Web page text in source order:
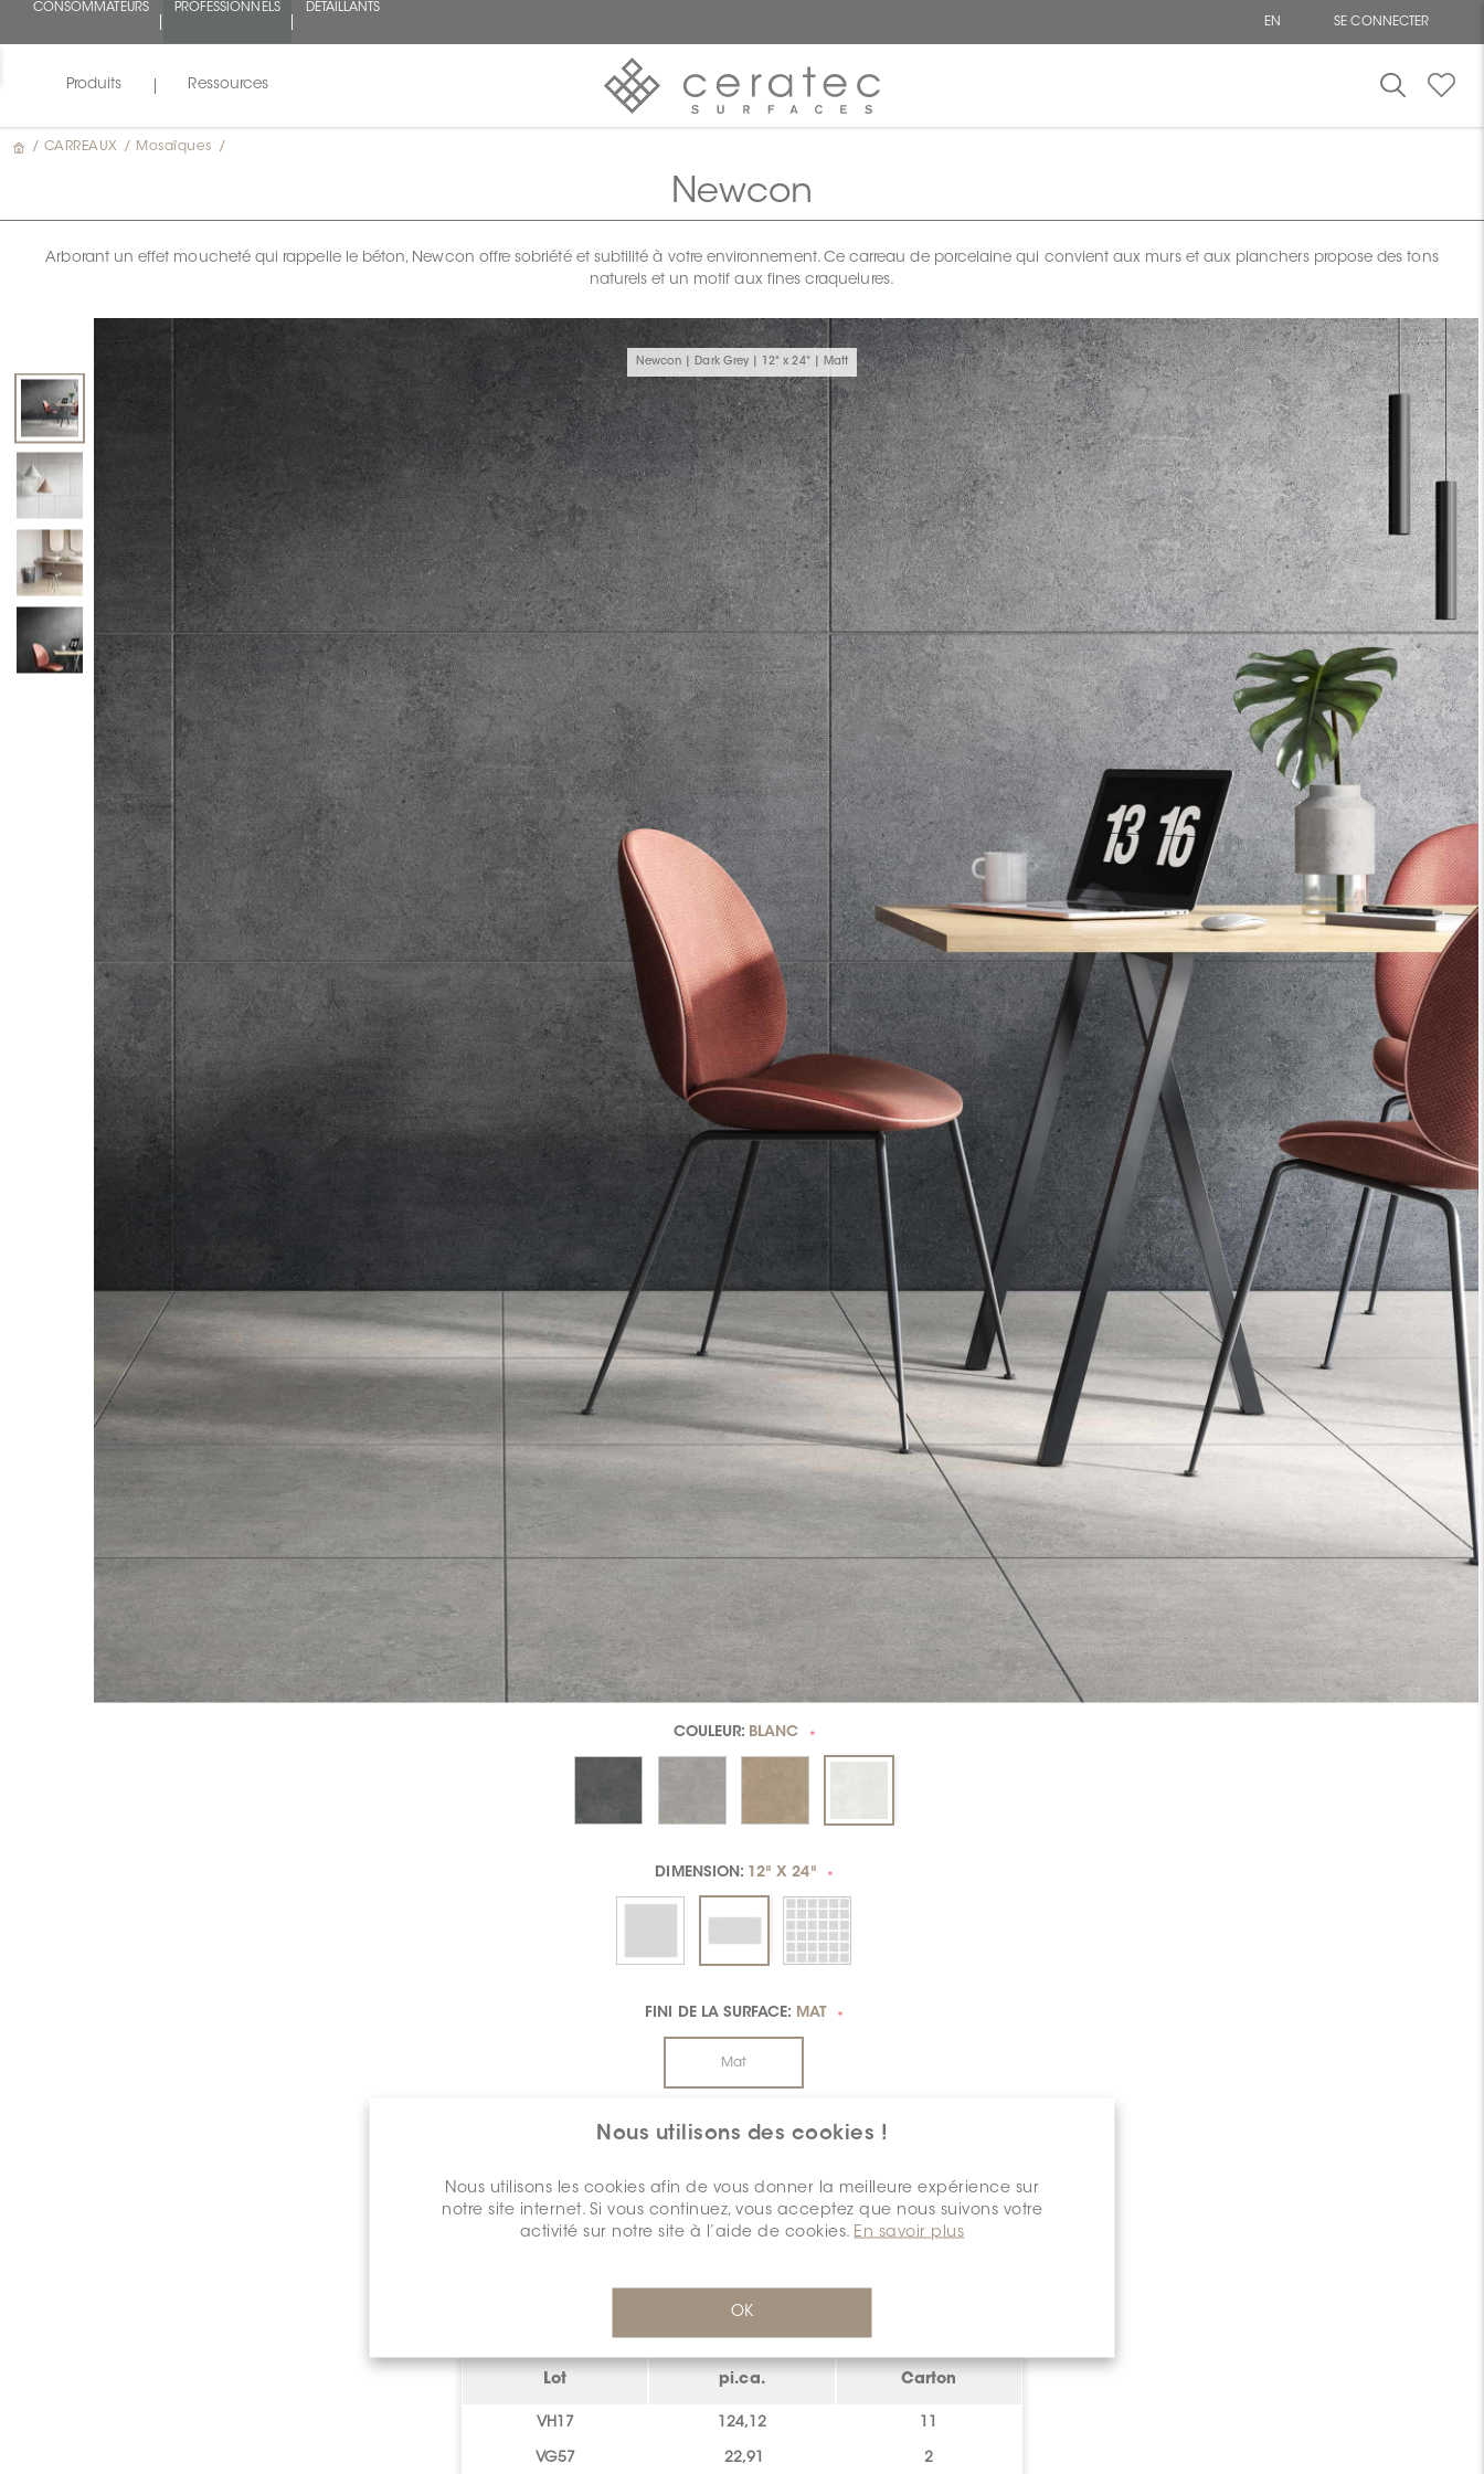
CONSOMMATEURS PROFESSIONNELS
DÉTAILLANTS
EN
SE CONNECTER
Produits Ressources
Nous utilisons des cookies !
Nous utilisons les cookies afin de vous donner la meilleure expérience sur
notre site internet. Si vous continuez, vous acceptez que nous suivons votre
activité sur notre site à l’aide de cookies. En savoir plus
OK
/ CARREAUX / Mosaïques /
Newcon
Arborant un effet moucheté qui rappelle le béton, Newcon offre sobriété et subtilité à votre environnement. Ce carreau de porcelaine qui convient aux murs et aux planchers propose des tons
naturels et un motif aux fines craquelures.
Newcon | Dark Grey | 12" x 24" | Matt
COULEUR: BLANC *
DIMENSION: 12" X 24" *
FINI DE LA SURFACE: MAT *
Mat
INVENTAIRE - QUANTITÉ DISPONIBLE
CALGARY
Lot pi.ca. Carton
VH17 124,12 11
VG57 22,91 2